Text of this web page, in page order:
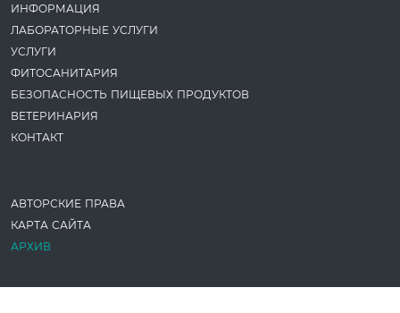
ИНФОРМАЦИЯ
ЛАБОРАТОРНЫЕ УСЛУГИ
УСЛУГИ
ФИТОСАНИТАРИЯ
БЕЗОПАСНОСТЬ ПИЩЕВЫХ ПРОДУКТОВ
ВЕТЕРИНАРИЯ
КОНТАКТ
АВТОРСКИЕ ПРАВА
КАРТА САЙТА
АРХИВ